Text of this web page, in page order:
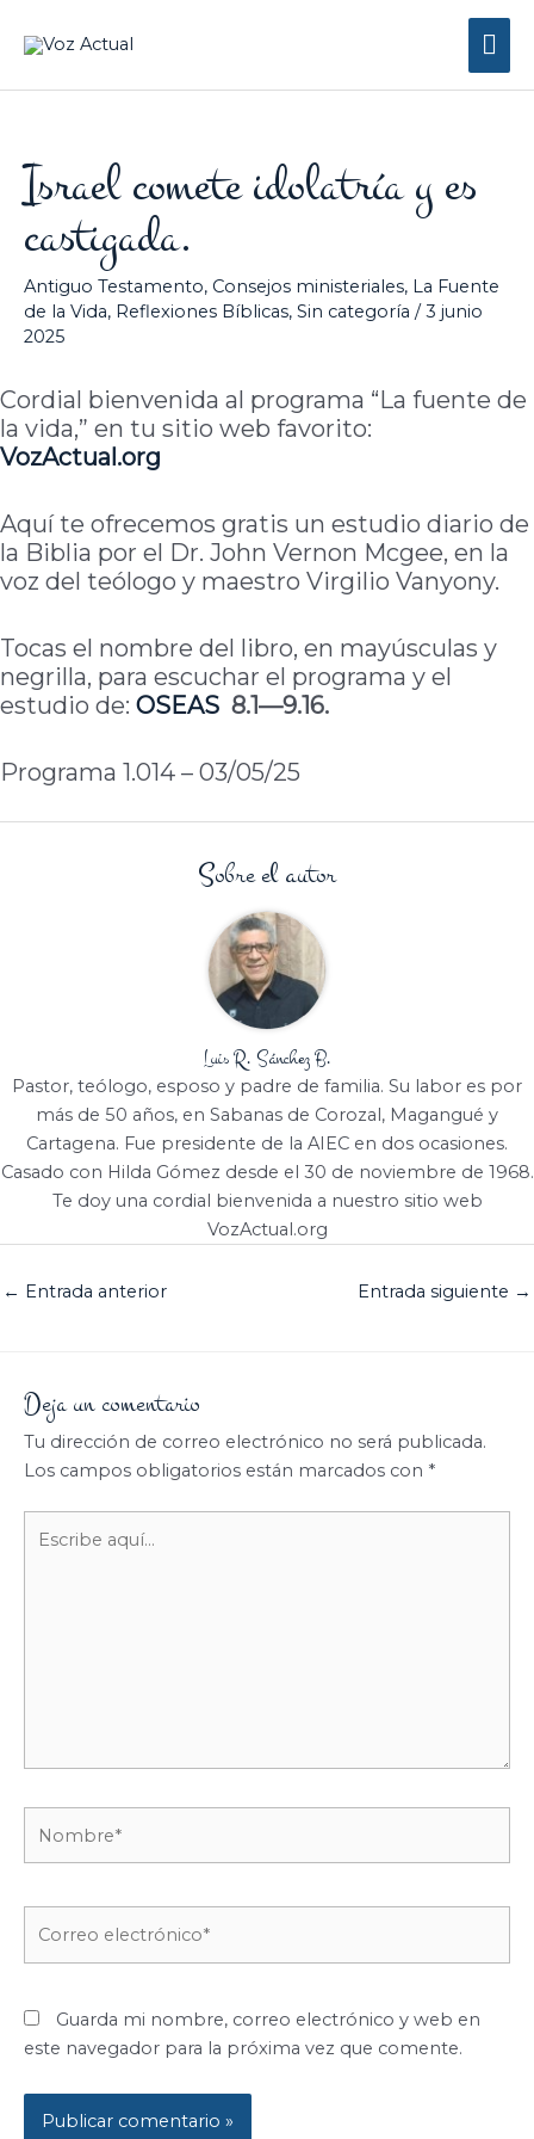
Israel comete idolatría y es
castigada.
Antiguo Testamento, Consejos ministeriales, La Fuente
de la Vida, Reflexiones Bíblicas, Sin categoría / 3 junio
2025
Cordial bienvenida al programa “La fuente de
la vida,” en tu sitio web favorito:
VozActual.org
Aquí te ofrecemos gratis un estudio diario de
la Biblia por el Dr. John Vernon Mcgee, en la
voz del teólogo y maestro Virgilio Vanyony.
Tocas el nombre del libro, en mayúsculas y
negrilla, para escuchar el programa y el
estudio de: OSEAS 8.1—9.16.
Programa 1.014 – 03/05/25
Sobre el autor
Luis R. Sánchez B.
Pastor, teólogo, esposo y padre de familia. Su labor es por
más de 50 años, en Sabanas de Corozal, Magangué y
Cartagena. Fue presidente de la AIEC en dos ocasiones.
Casado con Hilda Gómez desde el 30 de noviembre de 1968.
Te doy una cordial bienvenida a nuestro sitio web
VozActual.org
← Entrada anterior Entrada siguiente →
Deja un comentario
Tu dirección de correo electrónico no será publicada.
Los campos obligatorios están marcados con *
aquí...
electrónico*
Guarda mi nombre, correo electrónico y web en
este navegador para la próxima vez que comente.